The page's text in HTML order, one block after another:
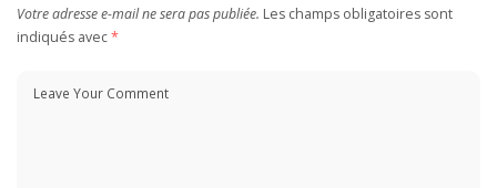
Votre adresse e-mail ne sera pas publiée. Les champs obligatoires sont
indiqués avec*